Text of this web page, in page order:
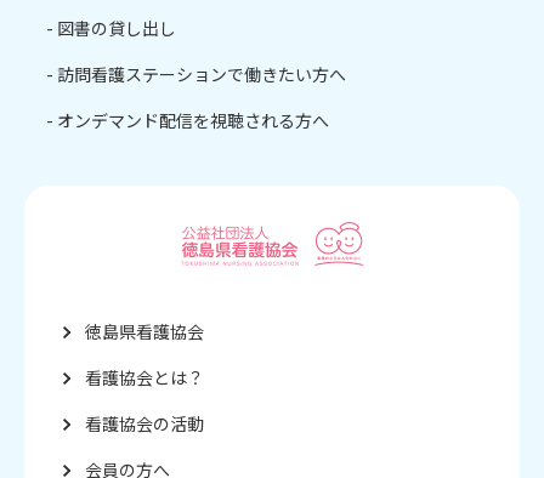
図書の貸し出し
訪問看護ステーションで働きたい方へ
オンデマンド配信を視聴される方へ
徳島県看護協会
看護協会とは？
看護協会の活動
会員の方へ